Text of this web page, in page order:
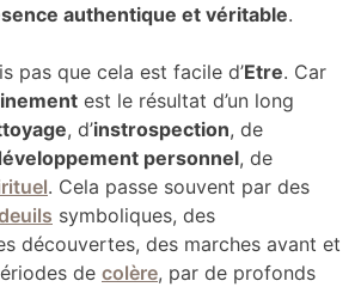
authentique et véritable.
pas que cela est facile d’Etre. Car
est le résultat d’un long
, d’instrospection, de
personnel, de
. Cela passe souvent par des
symboliques, des
découvertes, des marches avant et
de colère, par de profonds